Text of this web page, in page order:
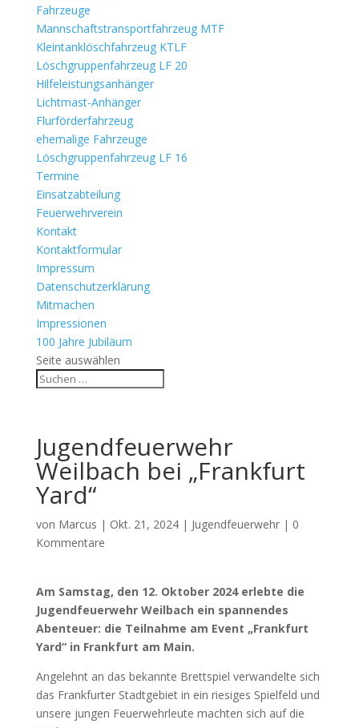
Fahrzeuge
Mannschaftstransportfahrzeug MTF
Kleintanklöschfahrzeug KTLF
Löschgruppenfahrzeug LF 20
Hilfeleistungsanhänger
Lichtmast-Anhänger
Flurförderfahrzeug
ehemalige Fahrzeuge
Löschgruppenfahrzeug LF 16
Termine
Einsatzabteilung
Feuerwehrverein
Kontakt
Kontaktformular
Impressum
Datenschutzerklärung
Mitmachen
Impressionen
100 Jahre Jubiläum
Seite auswählen
Jugendfeuerwehr
Weilbach bei „Frankfurt
Yard“
von Marcus | Okt. 21, 2024| Jugendfeuerwehr| 0
Kommentare
Am Samstag, den 12. Oktober 2024 erlebte die
Jugendfeuerwehr Weilbach ein spannendes
Abenteuer: die Teilnahme am Event „Frankfurt
Yard“ in Frankfurt am Main.
Angelehnt an das bekannte Brettspiel verwandelte sich
das Frankfurter Stadtgebiet in ein riesiges Spielfeld und
unsere jungen Feuerwehrleute machten sich auf die